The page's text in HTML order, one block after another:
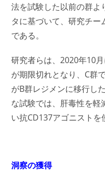
法を試験した以前の群よ
タに基づいて、研究チー
である。
研究者らは、2020年10
が期限切れとなり、C群
がB群レジメンに移行し
な試験では、肝毒性を軽
い抗CD137アゴニストを
洞察の獲得